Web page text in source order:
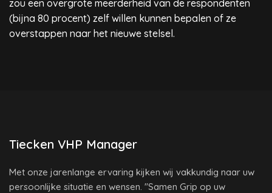
zou een overgrote meerderheid van de respondenten
(bijna 80 procent) zelf willen kunnen bepalen of ze
overstappen naar het nieuwe stelsel.
Tiecken VHP Manager
Met onze jarenlange ervaring kijken wij vakkundig naar uw
persoonlijke situatie en wensen. "Samen Grip op uw